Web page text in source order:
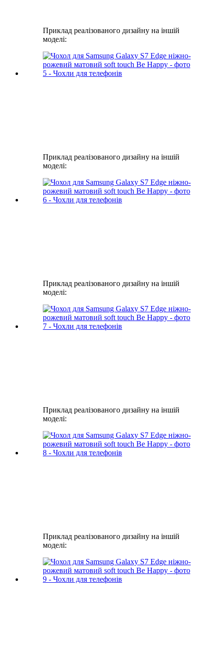
Приклад реалізованого дизайну на іншій
моделі:
Приклад реалізованого дизайну на іншій
моделі:
Приклад реалізованого дизайну на іншій
моделі:
Приклад реалізованого дизайну на іншій
моделі:
Приклад реалізованого дизайну на іншій
моделі: